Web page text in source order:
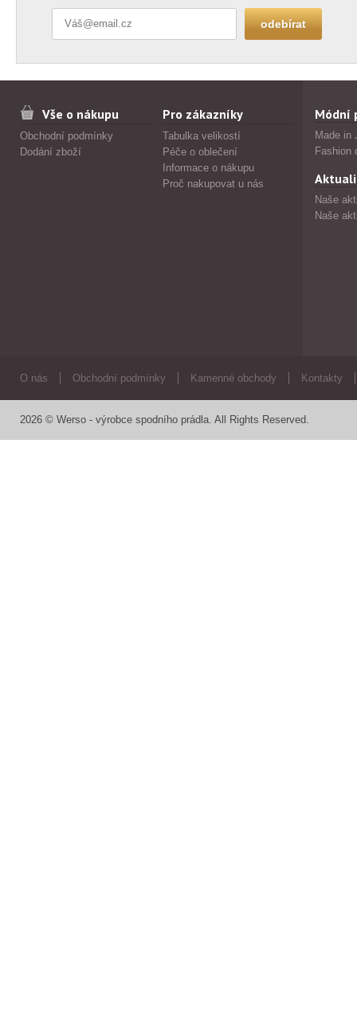
Vše o nákupu
Obchodní podmínky
Dodání zboží
Pro zákazníky
Tabulka velikostí
Péče o oblečení
Informace o nákupu
Proč nakupovat u nás
Módní
Made in
Fashion
Naše
Naše
O nás Obchodní podmínky Kamenné obchody Kontakty
2026 © Werso - výrobce spodního prádla. All Rights Reserved.